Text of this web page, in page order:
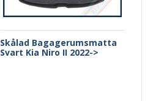
Skålad Bagagerumsmatta
Svart Kia Niro II 2022->